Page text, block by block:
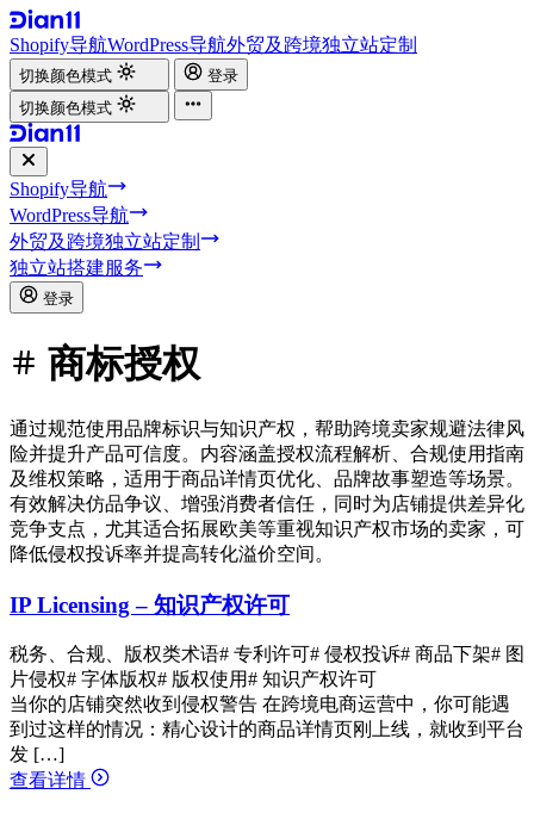
Shopify导航WordPress导航外贸及跨境独立站定制
切换颜色模式
登录
切换颜色模式
Shopify导航
WordPress导航
外贸及跨境独立站定制
独立站搭建服务
登录
商标授权
通过规范使用品牌标识与知识产权，帮助跨境卖家规避法律风
险并提升产品可信度。内容涵盖授权流程解析、合规使用指南
及维权策略，适用于商品详情页优化、品牌故事塑造等场景。
有效解决仿品争议、增强消费者信任，同时为店铺提供差异化
竞争支点，尤其适合拓展欧美等重视知识产权市场的卖家，可
降低侵权投诉率并提高转化溢价空间。
IP Licensing – 知识产权许可
税务、合规、版权类术语# 专利许可# 侵权投诉# 商品下架# 图
片侵权# 字体版权# 版权使用# 知识产权许可
当你的店铺突然收到侵权警告 在跨境电商运营中，你可能遇
到过这样的情况：精心设计的商品详情页刚上线，就收到平台
发 […]
查看详情